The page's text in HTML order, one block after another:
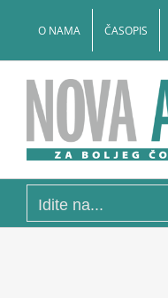
O NAMA ČASOPIS
Idite na...